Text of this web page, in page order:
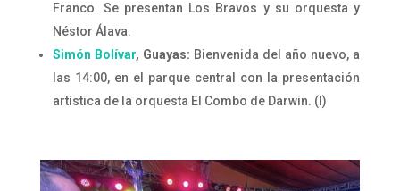
Franco. Se presentan Los Bravos y su orquesta y
Néstor Álava.
Simón Bolívar, Guayas: Bienvenida del año nuevo, a
las 14:00, en el parque central con la presentación
artística de la orquesta El Combo de Darwin. (I)